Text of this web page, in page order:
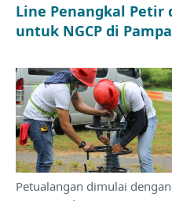
Line Penangkal Petir
untuk NGCP di
Petualangan dimulai